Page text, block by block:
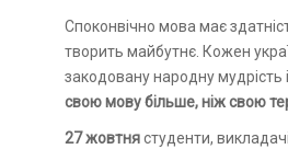
Споконвічно мова має здатність об’єднувати народ у єдине ціле, саме вона відображає, фіксує нашу славну історію і
творить майбутнє. Кожен
закодовану народну мудрість
свою мову більше, ніж свою
27 жовтнястуденти,